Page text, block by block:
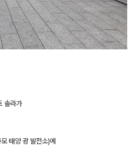
솔라가
태양 광 발전소)에